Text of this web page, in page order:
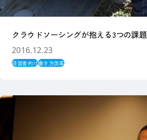
クラウドソーシングが抱える3つの課題
2016.12.23
経営者向け働き方改革